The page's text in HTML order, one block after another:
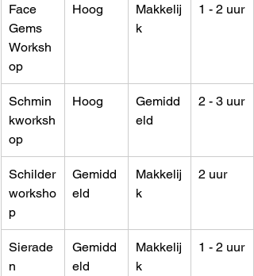
Face
Gems
Worksh
op
Hoog
Makkelij
k
1 - 2 uur
Schmin
kworksh
op
Hoog
Gemidd
eld
2 - 3 uur
Schilder
worksho
p
Gemidd
eld
Makkelij
k
2 uur
Sierade
n
Gemidd
eld
Makkelij
k
1 - 2 uur